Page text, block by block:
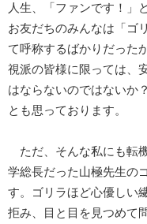
人生、「ファンです！」
お友だちのみんなは「ゴ
て呼称するばかりだった
視派の皆様に限っては、
はならないのではない
とも思っております。
ただ、そんな私にも転
学総長だった山極先生の
す。ゴリラほど心優し
拒み、目と目を見つめて